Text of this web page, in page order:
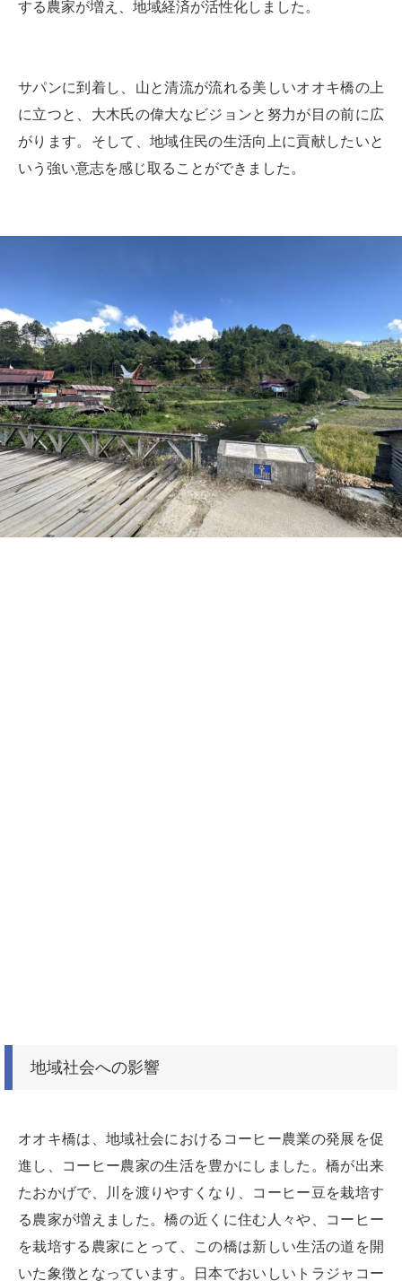
する農家が増え、地域経済が活性化しました。
サパンに到着し、山と清流が流れる美しいオオキ橋の上
に立つと、大木氏の偉大なビジョンと努力が目の前に広
がります。そして、地域住民の生活向上に貢献したいと
いう強い意志を感じ取ることができました。
地域社会への影響
オオキ橋は、地域社会におけるコーヒー農業の発展を促
進し、コーヒー農家の生活を豊かにしました。橋が出来
たおかげで、川を渡りやすくなり、コーヒー豆を栽培す
る農家が増えました。橋の近くに住む人々や、コーヒー
を栽培する農家にとって、この橋は新しい生活の道を開
いた象徴となっています。日本でおいしいトラジャコー